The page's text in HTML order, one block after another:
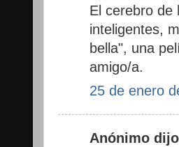
El cerebro de
inteligentes,
bella", una
amigo/a.
25 de enero
Anónimo